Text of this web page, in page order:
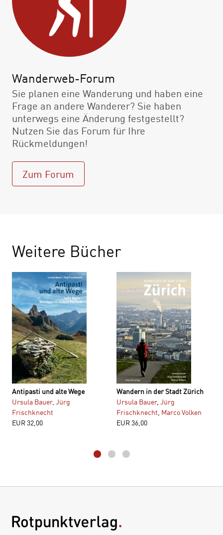
Wanderweb-Forum
Sie planen eine Wanderung und haben eine
Frage an andere Wanderer? Sie haben
unterwegs eine Änderung festgestellt?
Nutzen Sie das Forum für Ihre
Rückmeldungen!
Zum Forum
Weitere Bücher
Antipasti und alte Wege
Ursula Bauer, Jürg
Frischknecht
EUR32,00
Wandern in der Stadt Zürich
Ursula Bauer, Jürg
Frischknecht Marco Volken
EUR36,00